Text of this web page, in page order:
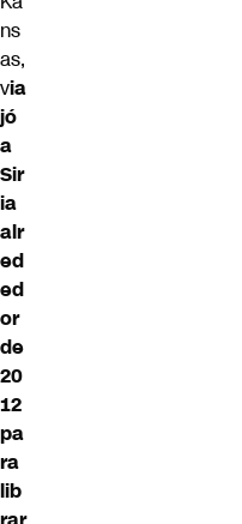
ns
as,
via
jó
a
Sir
ia
alr
ed
ed
or
de
20
12
pa
ra
lib